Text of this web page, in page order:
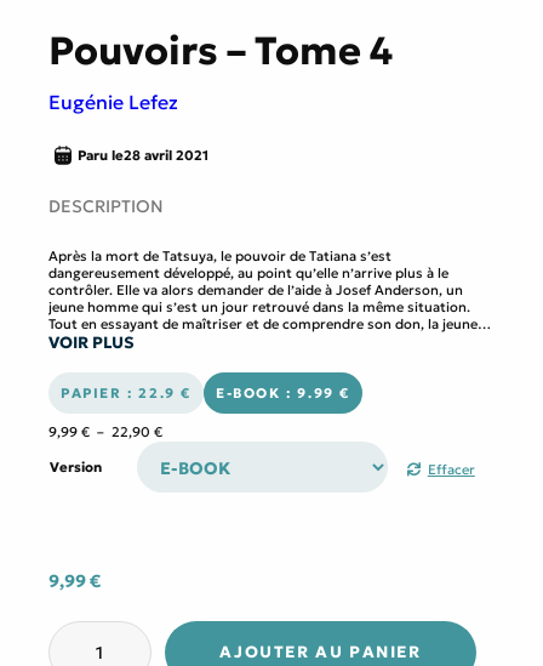
Pouvoirs – Tome 4
Eugénie Lefez
Paru le28 avril 2021
DESCRIPTION
Après la mort de Tatsuya, le pouvoir de Tatiana s’est
dangereusement développé, au point qu’elle n’arrive plus à le
contrôler. Elle va alors demander de l’aide à Josef Anderson, un
jeune homme qui s’est un jour retrouvé dans la même situation.
Tout en essayant de maîtriser et de comprendre son don, la jeune
fille se rapproche de plus en plus de Jan, ce qui va avoir des
d’étranges découvertes au sujet d’Ednou, de la Poweracademy et
des pouvoirs des adolescents vont ressurgir.
Que cache le professeur ? Comment réagira Tatiana en
l’apprenant ? Arrivera-t-elle à contrôler sa lisation à temps ?
VOIR PLUS
PAPIER : 22.9 € E-BOOK : 9.99 €
9,99 € – 22,90 €Plage
de
prix :
9,99 €
à
Version Effacer
9,99€
quantité
de
Pouvoirs
AJOUTER AU PANIER